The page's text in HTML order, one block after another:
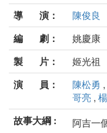
導 演：
陳俊良
編 劇：
姚慶康
製 片：
姬光祖
演 員：
陳松勇
哥亮 ,
故事大綱 :
阿吉一